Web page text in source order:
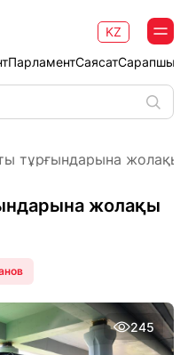
ПарламентСаясат
KZ
тұрғындарына жолақы
жолақы
245